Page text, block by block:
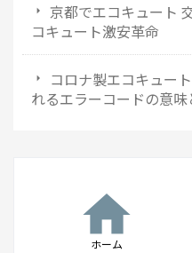
京都でエコキュート
コキュート激安革命
コロナ製エコキュー
れるエラーコードの意味
home
ホーム